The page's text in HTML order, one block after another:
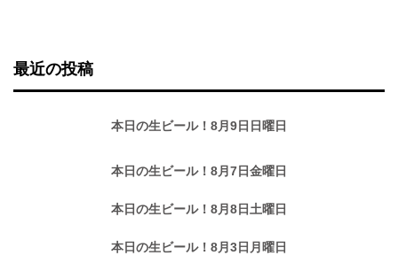
最近の投稿
本日の生ビール！8月9日日曜日
本日の生ビール！8月7日金曜日
本日の生ビール！8月8日土曜日
本日の生ビール！8月3日月曜日